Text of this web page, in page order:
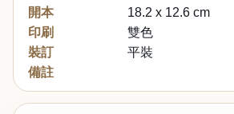
開本
18.2 x 12.6 cm
印刷
雙色
裝訂
平裝
備註